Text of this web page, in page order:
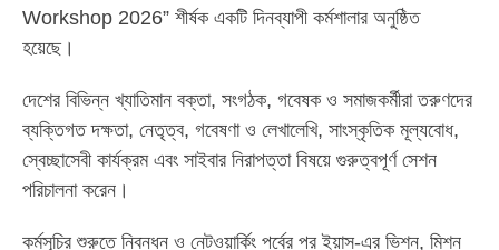
Workshop 2026” শীর্ষক একটি দিনব্যাপী কর্মশালার অনুষ্ঠিত
হয়েছে।
দেশের বিভিন্ন খ্যাতিমান বক্তা, সংগঠক, গবেষক ও সমাজকর্মীরা তরুণদের
ব্যক্তিগত দক্ষতা, নেতৃত্ব, গবেষণা ও লেখালেখি, সাংস্কৃতিক মূল্যবোধ,
স্বেচ্ছাসেবী কার্যক্রম এবং সাইবার নিরাপত্তা বিষয়ে গুরুত্বপূর্ণ সেশন
পরিচালনা করেন।
কর্মসূচির শুরুতে নিবন্ধন ও নেটওয়ার্কিং পর্বের পর ইয়াস-এর ভিশন, মিশন